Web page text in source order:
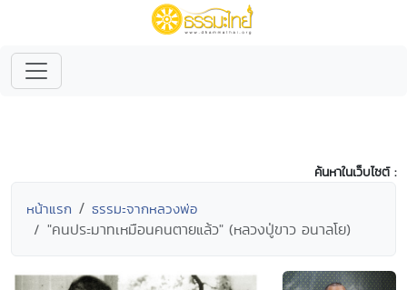
ค้นหาในเว็บไซต์ :
หน้าแรก ธรรมะจากหลวงพ่อ
"คนประมาทเหมือนคนตายแล้ว" (หลวงปู่ขาว อนาลโย)